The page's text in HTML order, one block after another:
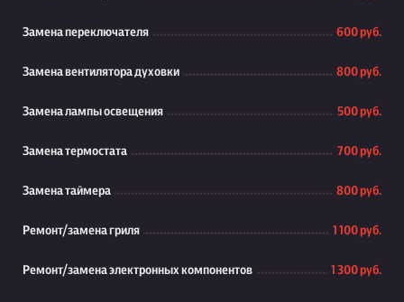
Замена переключателя 600 руб.
Замена вентилятора духовки 800 руб.
Замена лампы освещения 500 руб.
Замена термостата 700 руб.
Замена таймера 800 руб.
Ремонт/замена гриля 1 100 руб.
Ремонт/замена электронных компонентов 1 300 руб.